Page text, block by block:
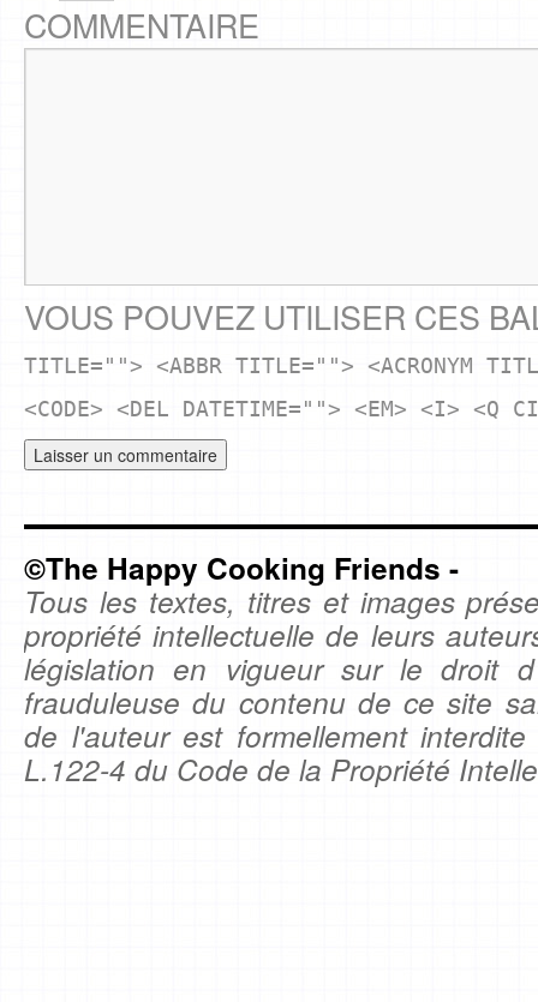
COMMENTAIRE
VOUS POUVEZ UTILISER CES
TITLE=""> <ABBR TITLE=""> <ACRONYM
<CODE> <DEL DATETIME=""> <EM> <I> <Q
©The Happy Cooking Friends -
Tous les textes, titres et images
propriété intellectuelle de leurs
législation en vigueur sur le droit
frauduleuse du contenu de ce site
de l'auteur est formellement
L.122-4 du Code de la Propriété